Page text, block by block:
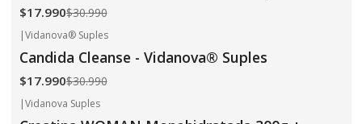
$17.990$30.990
|Vidanova® Suples
Candida Cleanse - Vidanova® Suples
$17.990$30.990
|Vidanova Suples